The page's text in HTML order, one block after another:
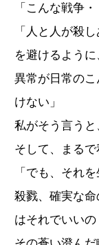
「こんな戦争
「人と人が殺
を避けるよう
異常が日常の
けない」
私がそう言うと
そして、まるで
「でも、それ
殺戮、確実な
はそれでいいの